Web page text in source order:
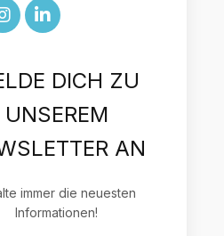
DICH ZU
UNSEREM
AN
immer die neuesten
Informationen!